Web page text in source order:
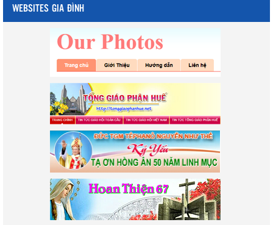
WEBSITES GIA ĐÌNH